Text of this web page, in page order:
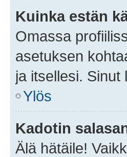
Kuinka estän
Omassa
asetuksen
ja itsellesi.
Ylös
Kadotin
Älä hätäile!